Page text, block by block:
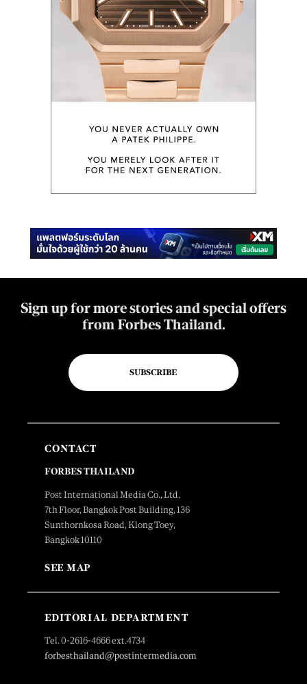
Sign up for more stories and special offers
from Forbes Thailand.
SUBSCRIBE
CONTACT
FORBES THAILAND
Post International Media Co., Ltd.
7th Floor, Bangkok Post Building, 136
Sunthornkosa Road, Klong Toey,
Bangkok 10110
SEE MAP
EDITORIAL DEPARTMENT
Tel. 0-2616-4666 ext.4734
forbesthailand@postintermedia.com